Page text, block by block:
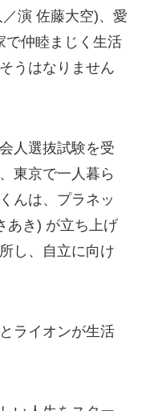
演 佐藤大空)、愛
で仲睦まじく生活
うはなりません
人選抜試験を受
東京で一人暮ら
んは、プラネッ
あき) が立ち上げ
し、自立に向け
ライオンが生活